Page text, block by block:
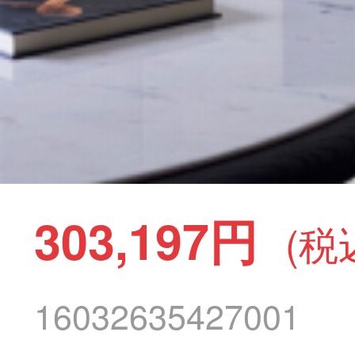
303,197円 (税
16032635427001